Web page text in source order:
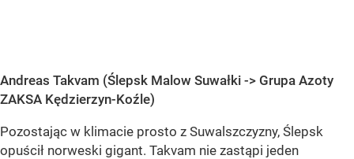
Andreas Takvam (Ślepsk Malow Suwałki -> Grupa Azoty
ZAKSA Kędzierzyn-Koźle)
Pozostając w klimacie prosto z Suwalszczyzny, Ślepsk
opuścił norweski gigant. Takvam nie zastąpi jeden